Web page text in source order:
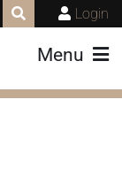
Login
Menu